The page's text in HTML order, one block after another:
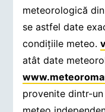
meteorologică
se astfel date
condițiile meteo.
atât date
provenite dintr-